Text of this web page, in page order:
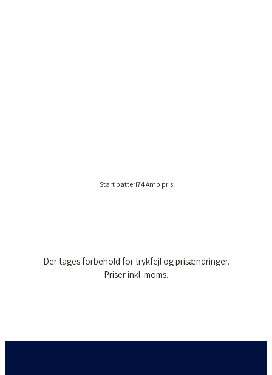
Start batteri74 Amp pris
Der tages forbehold for trykfejl og prisændringer.
Priser inkl. moms.